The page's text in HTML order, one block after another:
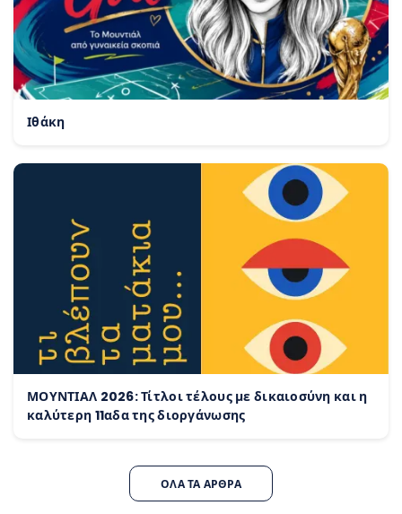
Ιθάκη
ΜΟΥΝΤΙΑΛ 2026: Τίτλοι τέλους με δικαιοσύνη και η
καλύτερη 11αδα της διοργάνωσης
ΌΛΑ ΤΑ ΆΡΘΡΑ